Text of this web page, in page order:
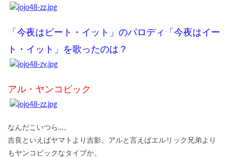
「今夜はビート・イット」のパロディ「今夜はイー
ト・イット」を歌ったのは？
アル・ヤンコビック
なんだこいつら…。
吉良といえばヤマトより吉影。アルと言えばエルリック兄弟より
もヤンコビックなタイプか。